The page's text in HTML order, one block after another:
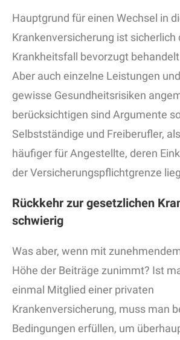
Hauptgrund für einen Wechsel in
Krankenversicherung ist sicherlich
Krankheitsfall bevorzugt
Aber auch einzelne Leistungen
gewisse Gesundheitsrisiken
berücksichtigen sind Argumente
Selbstständige und Freiberufler,
häufiger für Angestellte, deren
der Versicherungspflichtgrenze
Rückkehr zur gesetzlichen
schwierig
Was aber, wenn mit
Höhe der Beiträge zunimmt? Ist
einmal Mitglied einer privaten
Krankenversicherung, muss man
Bedingungen erfüllen, um